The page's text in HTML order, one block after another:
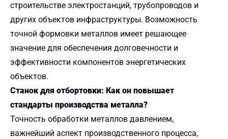
строительстве электростанций, трубопроводов и
других объектов инфраструктуры. Возможность
точной формовки металлов имеет решающее
значение для обеспечения долговечности и
эффективности компонентов энергетических
объектов.
Станок для отбортовки: Как он повышает
стандарты производства металла?
Точность обработки металлов давлением,
важнейший аспект производственного процесса,